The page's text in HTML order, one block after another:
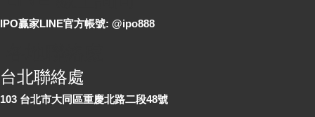
IPO贏家LINE官方帳號: @ipo888
台北聯絡處
103 台北市大同區重慶北路二段48號